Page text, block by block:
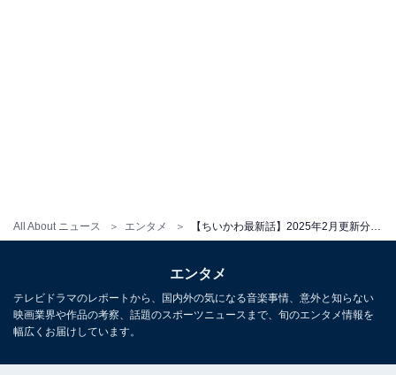
All About ニュース エンタメ
と対峙（たいじ）する際には最も頼りになる存在でもあ
【こちらも読む→
家でラーメン「郎」を楽しんでたら、うさぎが登場！ 披
エンタメ
テレビドラマのレポートから、国内外の気になる音楽事情、意外と知らない
映画業界や作品の考察、話題のスポーツニュースまで、旬のエンタメ情報を
幅広くお届けしています。